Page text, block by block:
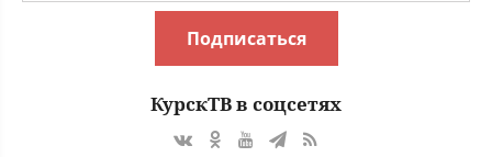
Подписаться
КурскТВ в соцсетях